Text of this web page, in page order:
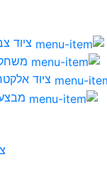
ציוד
ציוד